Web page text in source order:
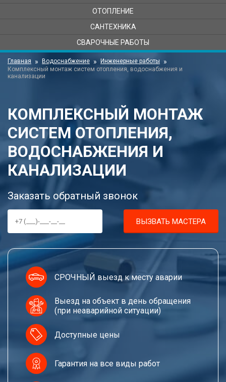
ОТОПЛЕНИЕ
САНТЕХНИКА
СВАРОЧНЫЕ РАБОТЫ
Главная Водоснабжение
Инженерные работы
Комплексный монтаж систем отопления, водоснабжения и
канализации
КОМПЛЕКСНЫЙ МОНТАЖ
СИСТЕМ ОТОПЛЕНИЯ,
ВОДОСНАБЖЕНИЯ И
КАНАЛИЗАЦИИ
Заказать обратный звонок
ВЫЗВАТЬ МАСТЕРА
СРОЧНЫЙ выезд к месту аварии
Выезд на объект в день обращения
(при неаварийной ситуации)
Доступные цены
Гарантия на все виды работ